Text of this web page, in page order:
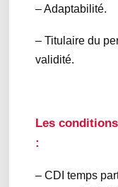
– Adaptabilité.
– Titulaire du
validité.
Les
:
– CDI temps